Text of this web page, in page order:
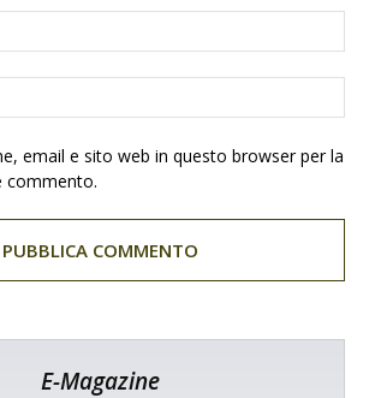
email e sito web in questo browser per la
commento.
E-Magazine